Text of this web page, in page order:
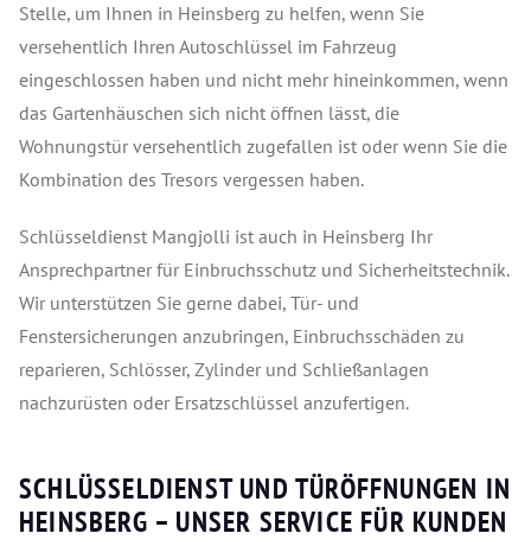
Stelle, um Ihnen in Heinsberg zu helfen, wenn Sie
versehentlich Ihren Autoschlüssel im Fahrzeug
eingeschlossen haben und nicht mehr hineinkommen, wenn
das Gartenhäuschen sich nicht öffnen lässt, die
Wohnungstür versehentlich zugefallen ist oder wenn Sie die
Kombination des Tresors vergessen haben.
Schlüsseldienst Mangjolli ist auch in Heinsberg Ihr
Ansprechpartner für Einbruchsschutz und Sicherheitstechnik.
Wir unterstützen Sie gerne dabei, Tür- und
Fenstersicherungen anzubringen, Einbruchsschäden zu
reparieren, Schlösser, Zylinder und Schließanlagen
nachzurüsten oder Ersatzschlüssel anzufertigen.
SCHLÜSSELDIENST UND TÜRÖFFNUNGEN IN
HEINSBERG – UNSER SERVICE FÜR KUNDEN